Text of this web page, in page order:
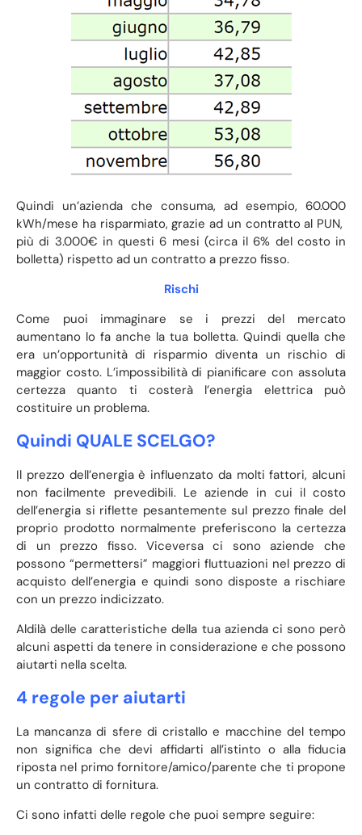
Quindi un’azienda che consuma, ad esempio, 60.000
kWh/mese ha risparmiato, grazie ad un contratto al PUN,
più di 3.000€ in questi 6 mesi (circa il 6% del costo in
bolletta) rispetto ad un contratto a prezzo fisso.
Rischi
Come puoi immaginare se i prezzi del mercato
aumentano lo fa anche la tua bolletta. Quindi quella che
era un’opportunità di risparmio diventa un rischio di
maggior costo. L’impossibilità di pianificare con assoluta
certezza quanto ti costerà l’energia elettrica può
costituire un problema.
Quindi QUALE SCELGO?
Il prezzo dell’energia è influenzato da molti fattori, alcuni
non facilmente prevedibili. Le aziende in cui il costo
dell’energia si riflette pesantemente sul prezzo finale del
proprio prodotto normalmente preferiscono la certezza
di un prezzo fisso. Viceversa ci sono aziende che
possono “permettersi” maggiori fluttuazioni nel prezzo di
acquisto dell’energia e quindi sono disposte a rischiare
con un prezzo indicizzato.
Aldilà delle caratteristiche della tua azienda ci sono però
alcuni aspetti da tenere in considerazione e che possono
aiutarti nella scelta.
4 regole per aiutarti
La mancanza di sfere di cristallo e macchine del tempo
non significa che devi affidarti all’istinto o alla fiducia
riposta nel primo fornitore/amico/parente che ti propone
un contratto di fornitura.
Ci sono infatti delle regole che puoi sempre seguire: